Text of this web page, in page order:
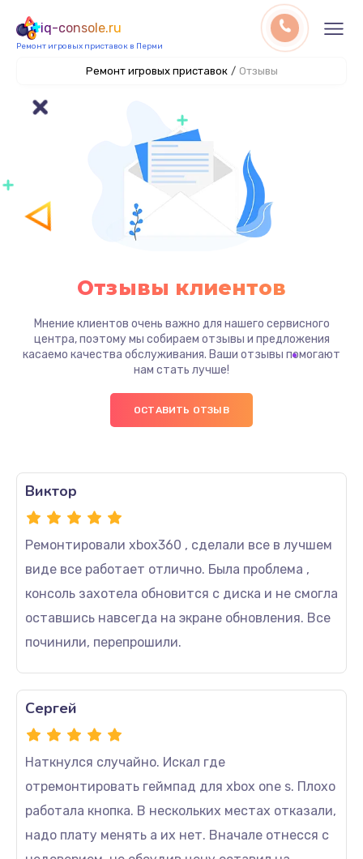
iq-console.ru
Ремонт игровых приставок в Перми
Ремонт игровых приставок / Отзывы
Отзывы клиентов
Мнение клиентов очень важно для нашего сервисного
центра, поэтому мы собираем отзывы и предложения
касаемо качества обслуживания. Ваши отзывы помогают
нам стать лучше!
ОСТАВИТЬ ОТЗЫВ
Ремонтировали xbox360 , сделали все в лучшем
виде все работает отлично. Была проблема ,
консоль захотела обновится с диска и не смогла
оставшись навсегда на экране обновления. Все
починили, перепрошили.
Виктор
Наткнулся случайно. Искал где
отремонтировать геймпад для xbox one s. Плохо
работала кнопка. В нескольких местах отказали,
надо плату менять а их нет. Вначале отнесся с
Сергей